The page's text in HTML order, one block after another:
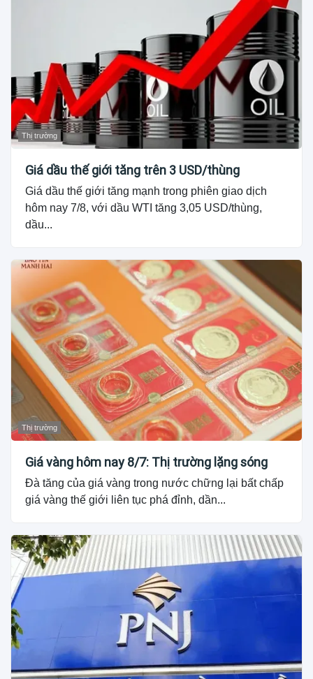
Thị trường
Giá dầu thế giới tăng trên 3 USD/thùng
Giá dầu thế giới tăng mạnh trong phiên giao dịch
hôm nay 7/8, với dầu WTI tăng 3,05 USD/thùng,
dầu...
Thị trường
Giá vàng hôm nay 8/7: Thị trường lặng sóng
Đà tăng của giá vàng trong nước chững lại bất chấp
giá vàng thế giới liên tục phá đỉnh, dần...